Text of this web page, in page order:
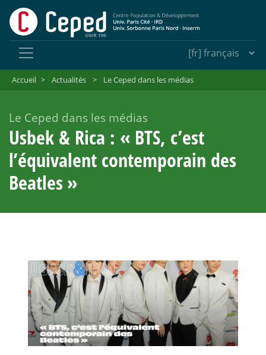
Accueil > Actualités > Le Ceped dans les médias
Le Ceped dans les médias
Usbek & Rica : « BTS, c’est
l’équivalent contemporain des
Beatles »